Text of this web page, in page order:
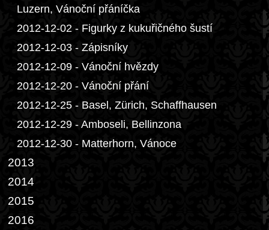
Luzern, Vánoční přáníčka
2012-12-02 - Figurky z kukuřičného šustí
2012-12-03 - Zápisníky
2012-12-09 - Vánoční hvězdy
2012-12-20 - Vánoční přání
2012-12-25 - Basel, Zürich, Schaffhausen
2012-12-29 - Amboseli, Bellinzona
2012-12-30 - Matterhorn, Vánoce
2013
2014
2015
2016